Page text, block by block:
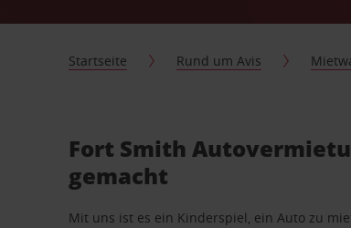
Startseite Rund um Avis
Fort Smith
gemacht
Mit uns ist es ein Kinderspiel, ein Auto zu